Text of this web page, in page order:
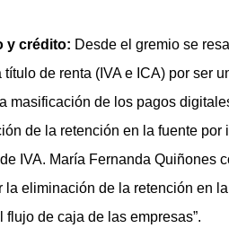
y crédito: Desde el gremio se
de renta (IVA e ICA) por ser
masificación de los pagos
de la retención en la fuente por
IVA. María Fernanda Quiñones
eliminación de la retención en
de caja de las empresas”.